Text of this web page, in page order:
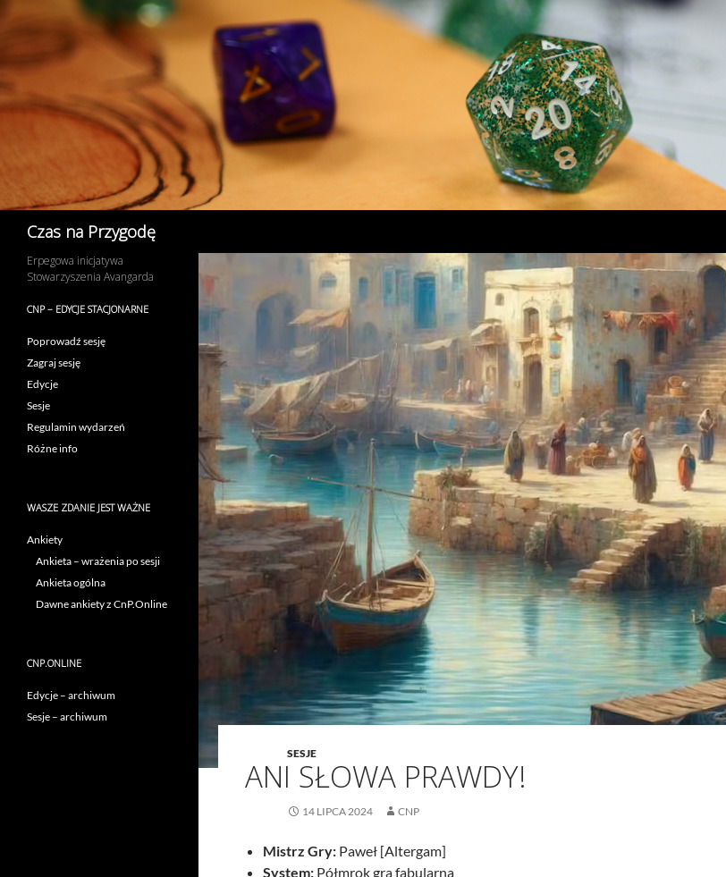
treści
Czas na Przygodę
SESJE
ANI SŁOWA PRAWDY!
14 LIPCA 2024 CNP
Mistrz Gry:Paweł [Altergam]
System:Półmrok gra fabularna
Erpegowa inicjatywa
Stowarzyszenia Avangarda
CNP – EDYCJE STACJONARNE
Poprowadź sesję
Zagraj sesję
Edycje
Sesje
Regulamin wydarzeń
Różne info
WASZE ZDANIE JEST WAŻNE
Ankiety
Ankieta – wrażenia po sesji
Ankieta ogólna
Dawne ankiety z CnP.Online
CNP.ONLINE
Edycje – archiwum
Sesje – archiwum